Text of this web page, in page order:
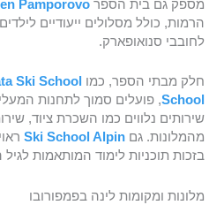
מספק גם בית הספרPamporovo
הרמות, כולל מסלולים ייעודיים
לחובבי סנואופארק.
חלק מבתי הספר, כמו Ski School
School, פועלים סמוך לתחנות
שירותים נלווים כמו השכרת ציוד,
מהמלונות. גםSki School Alpin
בזכות תוכניות לימוד המותאמות
מלונות ומקומות לינה בפמפורובו